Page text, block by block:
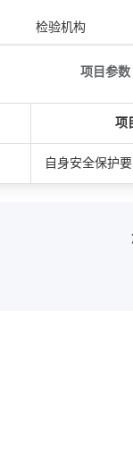
检验机构
项目参数
项
自身安全保护